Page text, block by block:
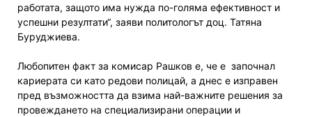
работата, защото има нужда по-голяма ефективност и
успешни резултати“, заяви политологът доц. Татяна
Буруджиева.
Любопитен факт за комисар Рашков е, че е започнал
кариерата си като редови полицай, а днес е изправен
пред възможността да взима най-важните решения за
провеждането на специализирани операции и